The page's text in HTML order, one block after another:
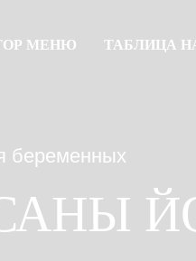
МЕНЮ ТАБЛИЦА
ЙОГИ